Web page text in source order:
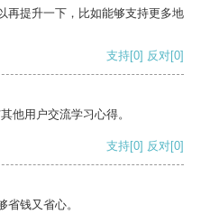
再提升一下，比如能够支持更多地
支持[0] 反对[0]
他用户交流学习心得。
支持[0] 反对[0]
钱又省心。